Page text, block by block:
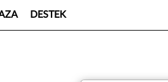
DESTEK